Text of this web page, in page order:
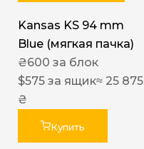
Kansas KS 94 mm
Blue (мягкая пачка)
₴600 за блок
$575 за ящик≈ 25 875
₴
Купить